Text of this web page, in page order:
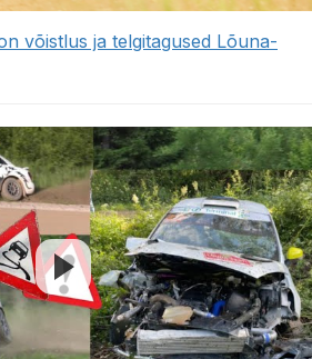
võistlus ja telgitagused Lõuna-